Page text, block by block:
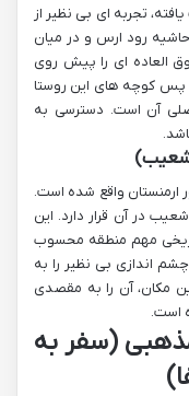
تجربه ای بی نظیر از
حاشیه رود ارس و در میان
العاده ای را پیش روی
پس کوچه های این روستا
آن است. دسترسی به
شعیب)
ارمنستان واقع شده است.
در آن قرار دارد. این
تاریخی مهم منطقه محسوب
اندازی بی نظیر را به
مکان، آن را به مقصدی
است.
مذهبی (سفر به